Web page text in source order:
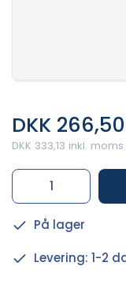
DKK 266,50
DKK 333,13 inkl. moms
På lager
Levering: 1-2